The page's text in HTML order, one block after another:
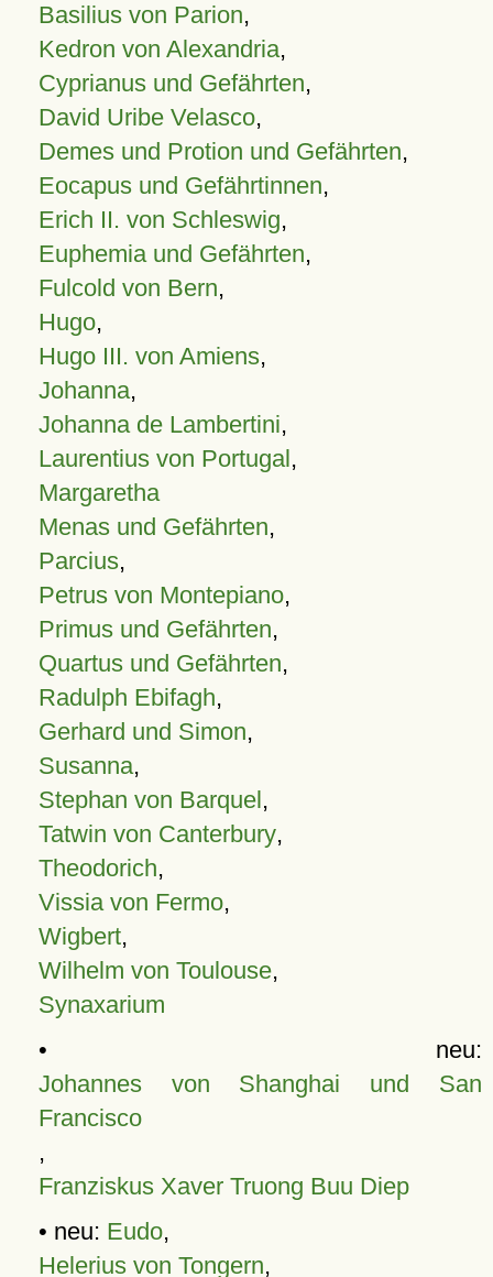
Basilius von Parion,
Kedron von Alexandria,
Cyprianus und Gefährten,
David Uribe Velasco,
Demes und Protion und Gefährten,
Eocapus und Gefährtinnen,
Erich II. von Schleswig,
Euphemia und Gefährten,
Fulcold von Bern,
Hugo,
Hugo III. von Amiens,
Johanna,
Johanna de Lambertini,
Laurentius von Portugal,
Margaretha
Menas und Gefährten,
Parcius,
Petrus von Montepiano,
Primus und Gefährten,
Quartus und Gefährten,
Radulph Ebifagh,
Gerhard und Simon,
Susanna,
Stephan von Barquel,
Tatwin von Canterbury,
Theodorich,
Vissia von Fermo,
Wigbert,
Wilhelm von Toulouse,
Synaxarium
• neu:
Johannes von Shanghai und San
Francisco
,
Franziskus Xaver Truong Buu Diep
• neu: Eudo,
Helerius von Tongern,